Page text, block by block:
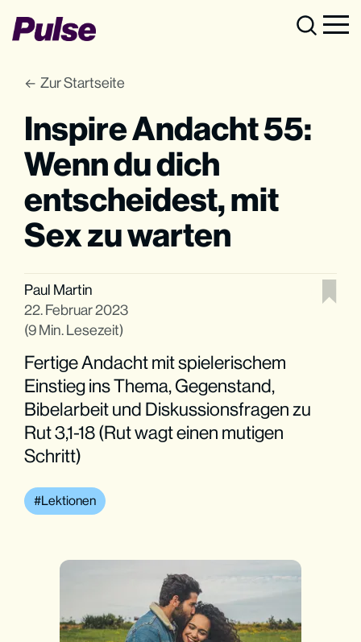
Zur Startseite
Inspire Andacht 55:
Wenn du dich
entscheidest, mit
Sex zu warten
Paul Martin
22. Februar 2023
(9 Min. Lesezeit)
Fertige Andacht mit spielerischem
Einstieg ins Thema, Gegenstand,
Bibelarbeit und Diskussionsfragen zu
Rut 3,1-18 (Rut wagt einen mutigen
Schritt)
Lektionen